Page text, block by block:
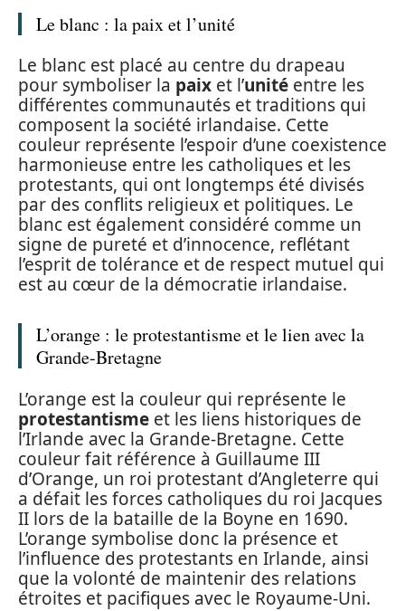
Le blanc : la paix et l’unité
Le blanc est placé au centre du drapeau
pour symboliser la paix et l’unité entre les
différentes communautés et traditions qui
composent la société irlandaise. Cette
couleur représente l’espoir d’une coexistence
harmonieuse entre les catholiques et les
protestants, qui ont longtemps été divisés
par des conflits religieux et politiques. Le
blanc est également considéré comme un
signe de pureté et d’innocence, reflétant
l’esprit de tolérance et de respect mutuel qui
est au cœur de la démocratie irlandaise.
L’orange : le protestantisme et le lien avec la
Grande-Bretagne
L’orange est la couleur qui représente le
protestantisme et les liens historiques de
l’Irlande avec la Grande-Bretagne. Cette
couleur fait référence à Guillaume III
d’Orange, un roi protestant d’Angleterre qui
a défait les forces catholiques du roi Jacques
II lors de la bataille de la Boyne en 1690.
L’orange symbolise donc la présence et
l’influence des protestants en Irlande, ainsi
que la volonté de maintenir des relations
étroites et pacifiques avec le Royaume-Uni.